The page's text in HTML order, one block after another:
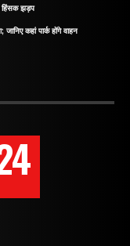
हिंसक झड़प
कहां पार्क होंगे वाहन